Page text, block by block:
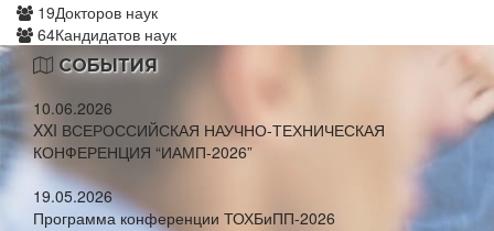
19Докторов наук
64Кандидатов наук
СОБЫТИЯ
10.06.2026
XXI ВСЕРОССИЙСКАЯ НАУЧНО-ТЕХНИЧЕСКАЯ
КОНФЕРЕНЦИЯ “ИАМП-2026”
19.05.2026
Программа конференции ТОХБиПП-2026